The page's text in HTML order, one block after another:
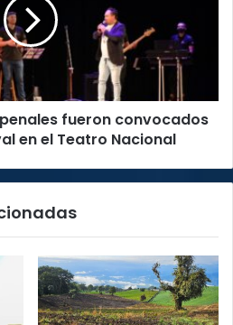
fueron convocados
en el Teatro Nacional